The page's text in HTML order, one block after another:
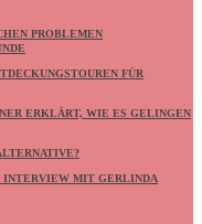
PROBLEMEN
FÜR
ERKLÄRT, WIE ES GELINGEN
INTERVIEW MIT GERLINDA